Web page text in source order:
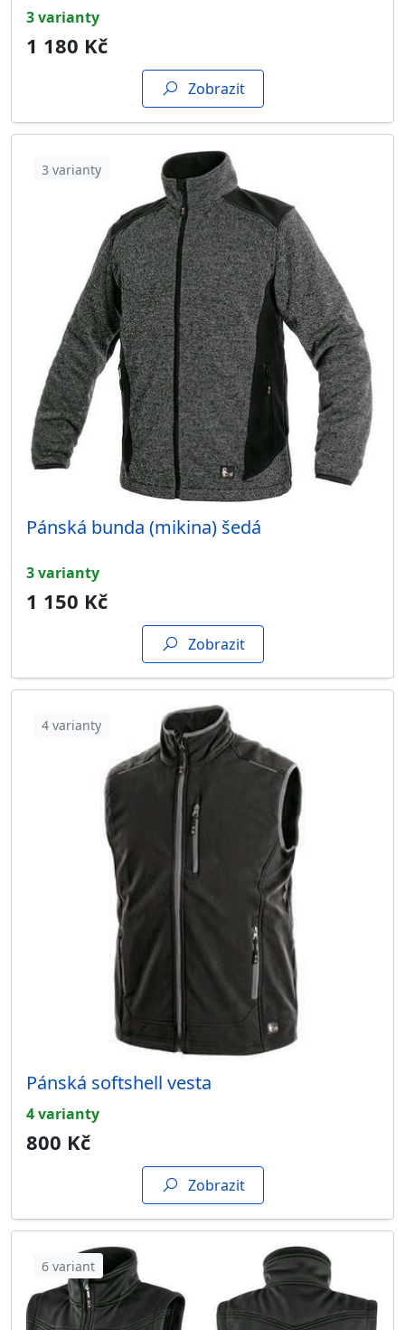
3 varianty
1 180 Kč
Zobrazit
3 varianty
Pánská bunda (mikina) šedá
3 varianty
1 150 Kč
Zobrazit
4 varianty
Pánská softshell vesta
4 varianty
800 Kč
Zobrazit
6 variant